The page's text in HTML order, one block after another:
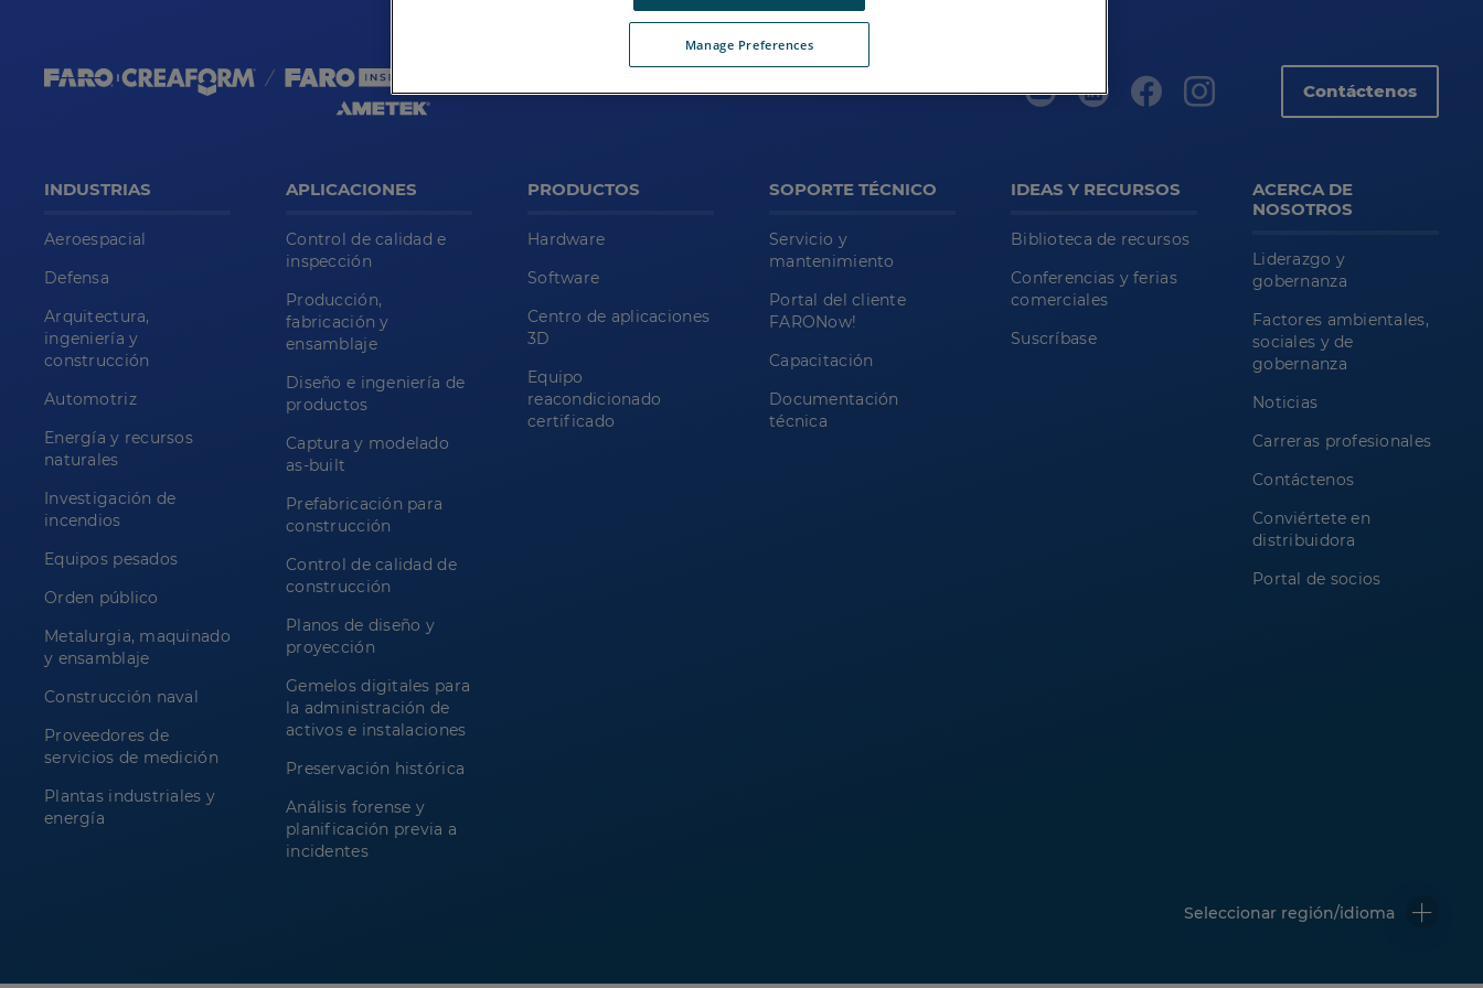
Contáctenos
INDUSTRIAS
Aeroespacial
Defensa
Arquitectura,
ingeniería y
construcción
Automotriz
Energía y recursos
naturales
Investigación de
incendios
Equipos pesados
Orden público
Metalurgia, maquinado
y ensamblaje
Construcción naval
Proveedores de
servicios de medición
Plantas industriales y
energía
APLICACIONES
Control de calidad e
inspección
Producción,
fabricación y
ensamblaje
Diseño e ingeniería de
productos
Captura y modelado
as-built
Prefabricación para
construcción
Control de calidad de
construcción
Planos de diseño y
proyección
Gemelos digitales para
la administración de
activos e instalaciones
Preservación histórica
Análisis forense y
planificación previa a
incidentes
PRODUCTOS
Hardware
Software
Centro de aplicaciones
3D
Equipo
reacondicionado
certificado
SOPORTE TÉCNICO
Servicio y
mantenimiento
Portal del cliente
FARONow!
Capacitación
Documentación
técnica
IDEAS Y RECURSOS
Biblioteca de recursos
Conferencias y ferias
comerciales
Suscríbase
ACERCA DE
NOSOTROS
Liderazgo y
gobernanza
Factores ambientales,
sociales y de
gobernanza
Noticias
Carreras profesionales
Contáctenos
Conviértete en
distribuidora
Portal de socios
Seleccionar región/idioma
Manage Preferences